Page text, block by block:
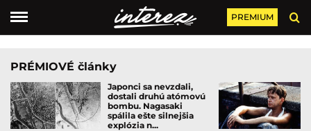
PREMIUM
PRÉMIOVÉ články
Japonci sa nevzdali,
dostali druhú atómovú
bombu. Nagasaki
spálila ešte silnejšia
explózia n...